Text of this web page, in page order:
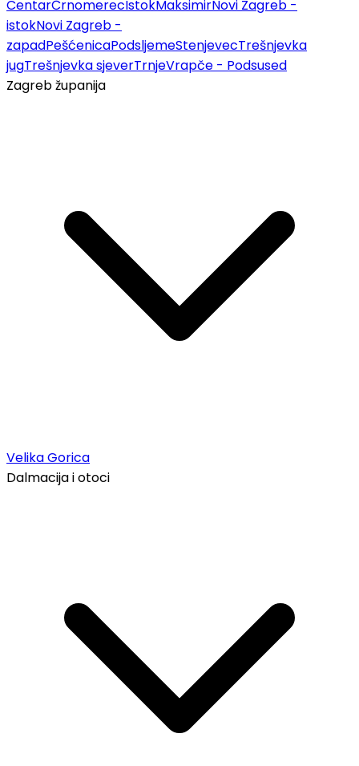
CentarČrnomerecIstokMaksimirNovi Zagreb -
istokNovi Zagreb -
zapadPešćenicaPodsljemeStenjevecTrešnjevka
jugTrešnjevka sjeverTrnjeVrapče - Podsused
Zagreb županija
Velika Gorica
Dalmacija i otoci